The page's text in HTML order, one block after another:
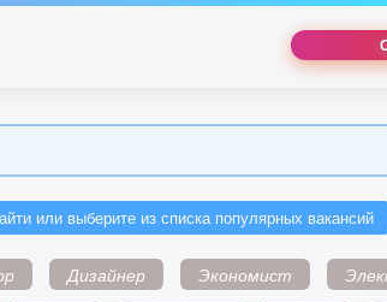
или выберите из списка популярных вакансий
Дизайнер Экономист